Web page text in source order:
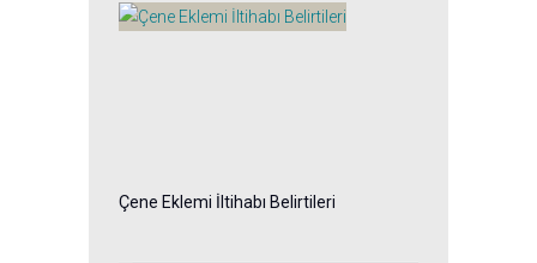
Çene Eklemi İltihabı Belirtileri